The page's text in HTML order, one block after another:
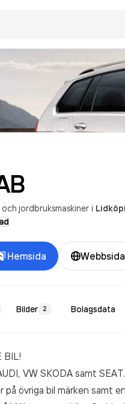
och jordbruksmaskiner i
Hemsida Webbsida
Bilder 2 Bolagsdata
BIL!
utför alla reparationer på AUDI, VW SKODA samt SEAT.